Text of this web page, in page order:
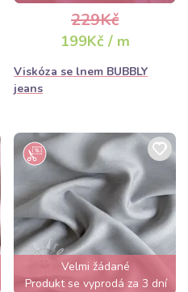
hodin
229Kč
199Kč / m
Viskóza se lnem BUBBLY
jeans
Velmi žádané
Produkt se vyprodá za 3 dní